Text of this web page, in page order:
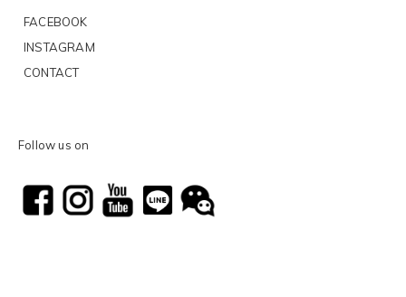
FACEBOOK
INSTAGRAM
CONTACT
Follow us on